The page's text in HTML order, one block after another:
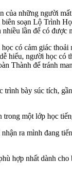
của những người
soạn Lộ Trình
lần để có được
có cảm giác thoải
hiểu, người học có
Thành để tránh
bày súc tích,
trong một lớp học
ra mình đang
hợp nhất dành cho